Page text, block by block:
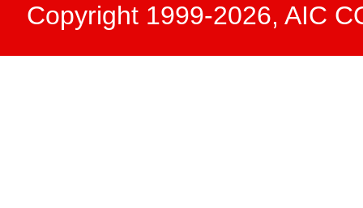
Copyright 1999-2026, AIC